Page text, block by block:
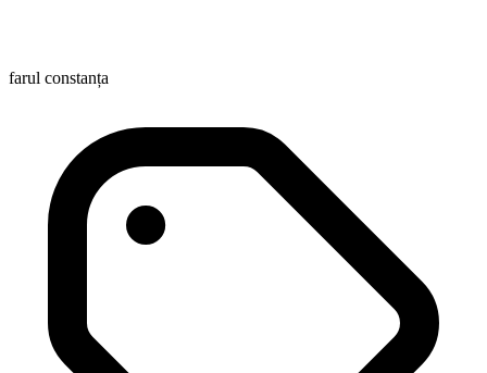
farul constanța